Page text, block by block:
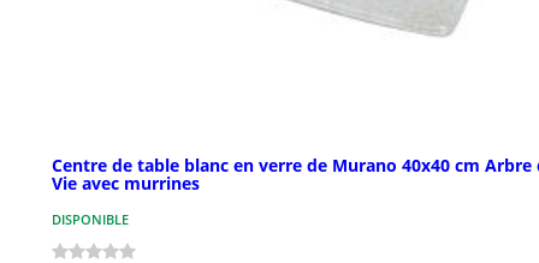
Centre de table blanc en verre de Murano 40x40 cm Arbre
Vie avec murrines
DISPONIBLE